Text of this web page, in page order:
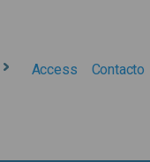
Access Contacto